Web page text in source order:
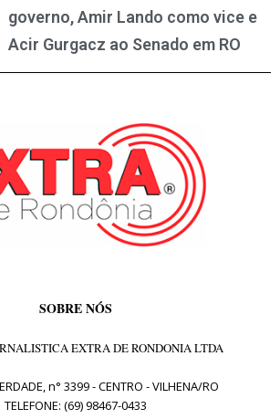
governo, Amir Lando como vice e
Acir Gurgacz ao Senado em RO
SOBRE NÓS
EXTRA DE RONDONIA LTDA
n° 3399 - CENTRO - VILHENA/RO
TELEFONE: (69) 98467-0433